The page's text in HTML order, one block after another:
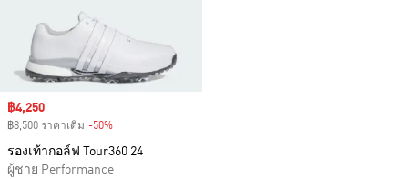
Sale price
฿4,250
฿8,500 ราคาเดิม -50%
รองเท้ากอล์ฟ Tour360 24
ผู้ชาย Performance